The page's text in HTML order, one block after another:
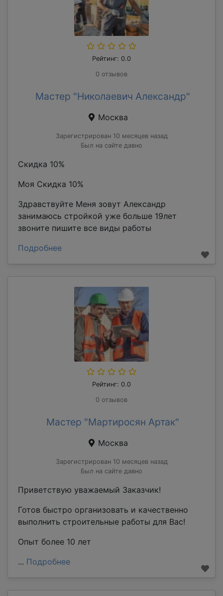
Рейтинг: 0.0
0 отзывов
Мастер "Николаевич Александр"
Москва
Зарегистрирован 10 месяцев назад
Был на сайте давно
Скидка 10%
Моя Скидка 10%
Здравствуйте Меня зовут Александр
занимаюсь стройкой уже больше 19лет
звоните пишите все виды работы
Подробнее
Рейтинг: 0.0
0 отзывов
Мастер "Мартиросян Артак"
Москва
Зарегистрирован 10 месяцев назад
Был на сайте давно
Приветствую уважаемый Заказчик!
Готов быстро организовать и качественно
выполнить строительные работы для Вас!
Опыт более 10 лет
... Подробнее